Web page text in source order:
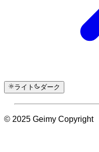
ライト ダーク
© 2025 Geimy Copyright